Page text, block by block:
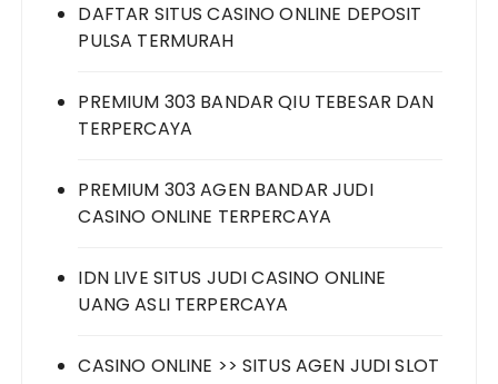
DAFTAR SITUS CASINO ONLINE DEPOSIT
PULSA TERMURAH
PREMIUM 303 BANDAR QIU TEBESAR DAN
TERPERCAYA
PREMIUM 303 AGEN BANDAR JUDI
CASINO ONLINE TERPERCAYA
IDN LIVE SITUS JUDI CASINO ONLINE
UANG ASLI TERPERCAYA
CASINO ONLINE >> SITUS AGEN JUDI SLOT